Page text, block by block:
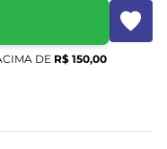
DE R$ 150,00